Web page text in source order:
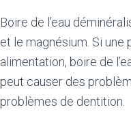
Boire de l’eau
et le magnésium. Si
alimentation, boire de
peut causer des
problèmes de dentition.